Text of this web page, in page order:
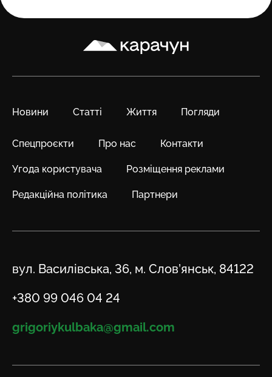
Карачун
Новини Статті Життя Погляди
Спецпроєкти Про нас Контакти
Угода користувача Розміщення реклами
Редакційна політика Партнери
Адреса
вул. Василівська, 36, м. Слов’янськ, 84122
Телефон
+380 99 046 04 24
Email
grigoriykulbaka@gmail.com